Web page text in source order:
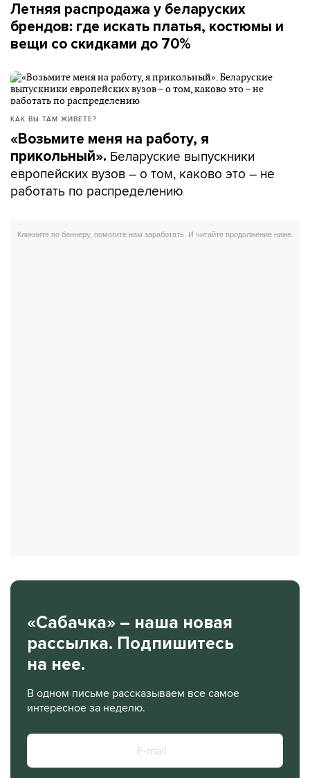
Летняя распродажа у беларуских
брендов: где искать платья, костюмы и
вещи со скидками до 70%
КАК ВЫ ТАМ ЖИВЕТЕ?
«Возьмите меня на работу, я
прикольный». Беларуские выпускники
европейских вузов – о том, каково это – не
работать по распределению
«Сабачка» – наша новая
рассылка. Подпишитесь
на нее.
В одном письме рассказываем все самое
интересное за неделю.